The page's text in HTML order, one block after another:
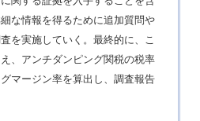
な情報を得るために追加質問や
を実施していく。最終的に、こ
、アンチダンピング関税の税率
マージン率を算出し、調査報告